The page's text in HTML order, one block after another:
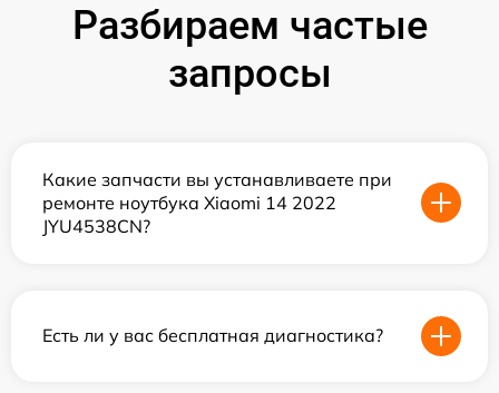
Разбираем частые
запросы
Какие запчасти вы устанавливаете при
ремонте ноутбука Xiaomi 14 2022
JYU4538CN?
Есть ли у вас бесплатная диагностика?